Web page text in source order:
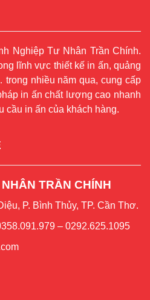
Nghiệp Tư Nhân Trần Chính.
lĩnh vực thiết kế in ấn, quảng
trong nhiều năm qua, cung cấp
in ấn chất lượng cao nhanh
cầu in ấn của khách hàng.
TRẦN CHÍNH
P. Bình Thủy, TP. Cần Thơ.
– 0292.625.1095